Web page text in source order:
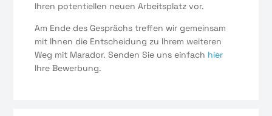
Ihren potentiellen neuen Arbeitsplatz vor.
Am Ende des Gesprächs treffen wir gemeinsam
mit Ihnen die Entscheidung zu Ihrem weiteren
Weg mit Marador. Senden Sie uns einfach hier
Ihre Bewerbung.